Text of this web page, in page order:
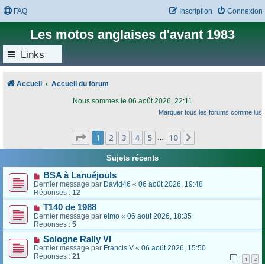
FAQ Connexion
Inscription
Les motos anglaises d'avant 1983
Links
Accueil Accueil du forum
Nous sommes le 06 août 2026, 22:11
Marquer tous les forums comme lus
Page 1sur
1 2 3 4 5 10
Sujets récents
BSA à Lanuéjouls
Dernier message par David46 « 06 août 2026, 19:48
Réponses : 12
T140 de 1988
Dernier message par elmo « 06 août 2026, 18:35
Réponses : 5
Sologne Rally VI
Dernier message par Francis V « 06 août 2026, 15:50
Réponses : 21 1 2